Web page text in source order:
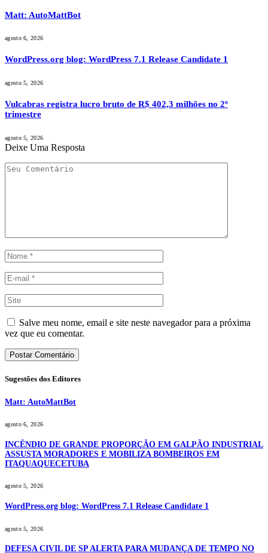
Matt: AutoMattBot
agosto 6, 2026
WordPress.org blog: WordPress 7.1 Release Candidate 1
agosto 5, 2026
Vulcabras registra lucro bruto de R$ 402,3 milhões no 2º
trimestre
agosto 5, 2026
Deixe Uma Resposta
Salve meu nome, email e site neste navegador para a próxima
vez que eu comentar.
Sugestões dos Editores
Matt: AutoMattBot
agosto 6, 2026
INCÊNDIO DE GRANDE PROPORÇÃO EM GALPÃO INDUSTRIAL
ASSUSTA MORADORES E MOBILIZA BOMBEIROS EM
ITAQUAQUECETUBA
agosto 5, 2026
WordPress.org blog: WordPress 7.1 Release Candidate 1
agosto 5, 2026
DEFESA CIVIL DE SP ALERTA PARA MUDANÇA DE TEMPO NO